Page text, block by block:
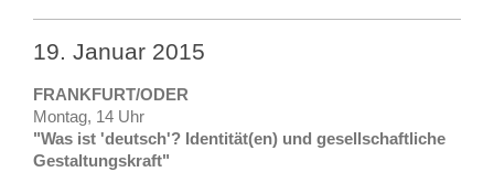
19. Januar 2015
FRANKFURT/ODER
Montag, 14 Uhr
"Was ist 'deutsch'? Identität(en) und gesellschaftliche
Gestaltungskraft"